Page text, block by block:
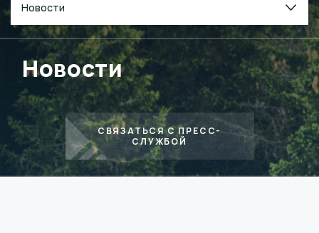
Новости
Новости
СВЯЗАТЬСЯ С ПРЕСС-
СЛУЖБОЙ